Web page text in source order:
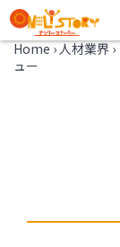
Home › 人材業界 ›
ュー